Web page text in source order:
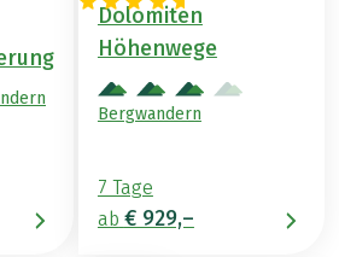
Dolomiten
Höhenwege
Bergwandern
7 Tage
ab € 929,–